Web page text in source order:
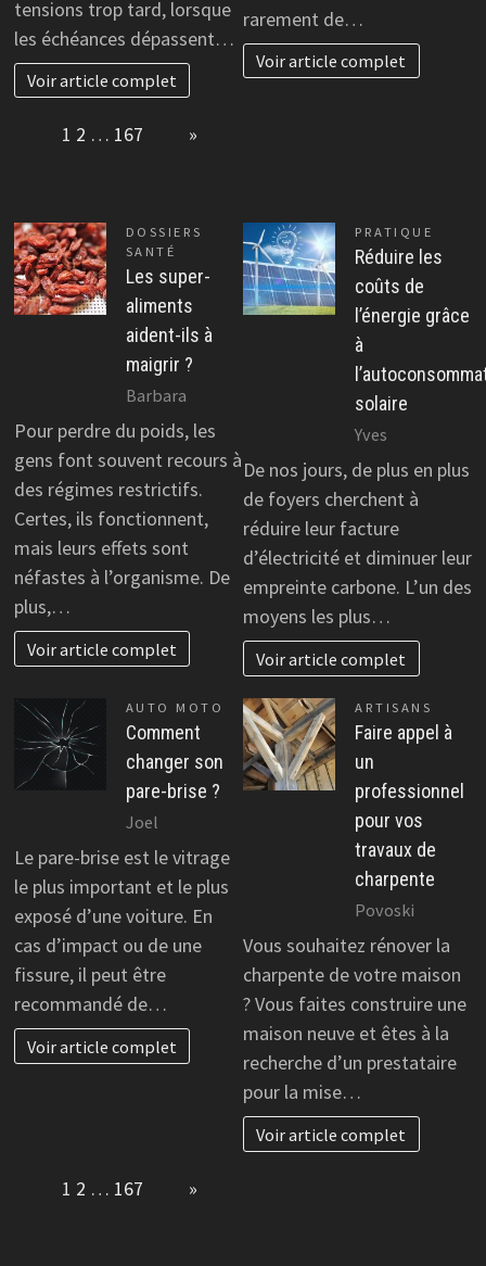
tensions trop tard, lorsque
les échéances dépassent…
Voir article complet
rarement de…
Voir article complet
1 2 … 167 »
DOSSIERS
SANTÉ
Les super-
aliments
aident-ils à
maigrir ?
Barbara
Pour perdre du poids, les
gens font souvent recours à
des régimes restrictifs.
Certes, ils fonctionnent,
mais leurs effets sont
néfastes à l’organisme. De
plus,…
Voir article complet
PRATIQUE
Réduire les
coûts de
l’énergie grâce
à
solaire
Yves
De nos jours, de plus en plus
de foyers cherchent à
réduire leur facture
d’électricité et diminuer leur
empreinte carbone. L’un des
moyens les plus…
Voir article complet
AUTO MOTO
Comment
changer son
pare-brise ?
Joel
Le pare-brise est le vitrage
le plus important et le plus
exposé d’une voiture. En
cas d’impact ou de une
fissure, il peut être
recommandé de…
Voir article complet
ARTISANS
Faire appel à
un
professionnel
pour vos
travaux de
charpente
Povoski
Vous souhaitez rénover la
charpente de votre maison
? Vous faites construire une
maison neuve et êtes à la
recherche d’un prestataire
pour la mise…
Voir article complet
1 2 … 167 »